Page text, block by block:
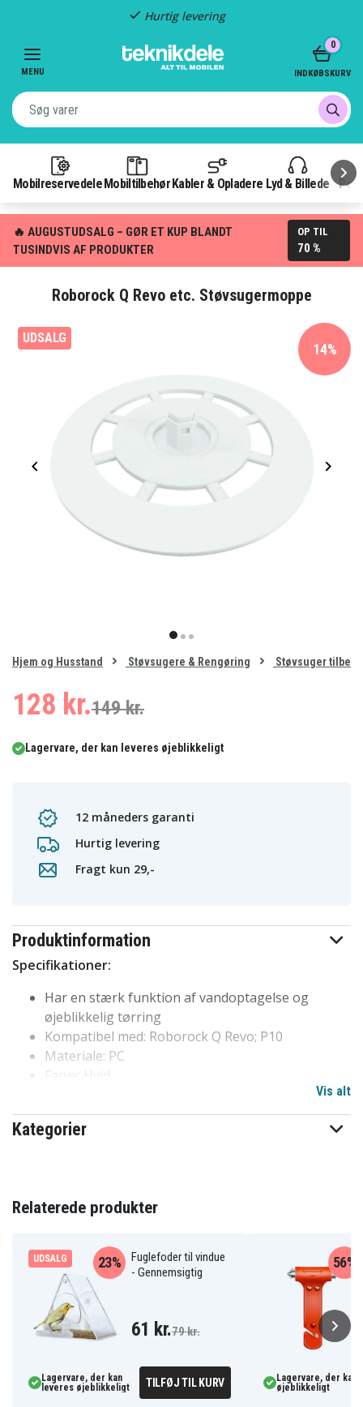
Hurtig levering
MENU
Mobilreservedele Mobiltilbehør Kabler & Opladere Lyd & Billede
0
INDKØBSKURV
🔥 AUGUSTUDSALG – GØR ET KUP BLANDT
TUSINDVIS AF PRODUKTER
OP TIL
70 %
Roborock Q Revo etc. Støvsugermoppe
UDSALG
item
012
of
Hjem og Husstand Støvsugere & Rengøring Støvsuger
14%
128 kr.149 kr.
Lagervare, der kan leveres øjeblikkeligt
12 måneders garanti
Hurtig levering
Fragt kun 29,-
Produktinformation
Specifikationer:
Har en stærk funktion af vandoptagelse og
øjeblikkelig tørring
Kompatibel med: Roborock Q Revo; P10
Materiale: PC
Farve: Hvid
Artikkelnr 650800065A
Vis alt
Kategorier
Relaterede produkter
UDSALG
Fuglefoder til vindue
- Gennemsigtig
23%
61 kr.79 kr.
Lagervare, der kan
leveres øjeblikkeligt
TILFØJ TIL KURV
56%
Lagervare, der kan
øjeblikkeligt